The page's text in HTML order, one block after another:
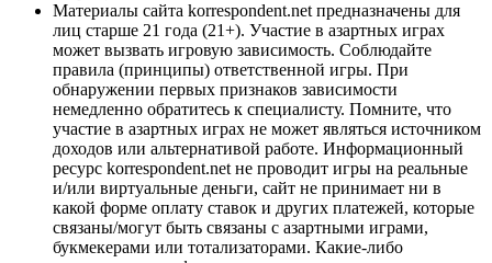
Материалы сайта korrespondent.net предназначены для
лиц старше 21 года (21+). Участие в азартных играх
может вызвать игровую зависимость. Соблюдайте
правила (принципы) ответственной игры. При
обнаружении первых признаков зависимости
немедленно обратитесь к специалисту. Помните, что
участие в азартных играх не может являться источником
доходов или альтернативой работе. Информационный
ресурс korrespondent.net не проводит игры на реальные
и/или виртуальные деньги, сайт не принимает ни в
какой форме оплату ставок и других платежей, которые
связаны/могут быть связаны с азартными играми,
букмекерами или тотализаторами. Какие-либо